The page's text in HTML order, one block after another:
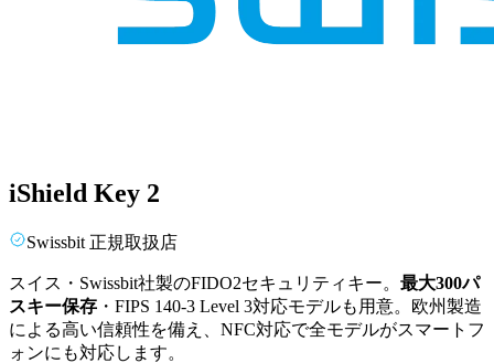
iShield Key 2
Swissbit 正規取扱店
スイス・Swissbit社製のFIDO2セキュリティキー。 最大300パ
スキー保存 ・FIPS 140-3 Level 3対応モデルも用意。欧州製造
による高い信頼性を備え、NFC対応で全モデルがスマートフ
ォンにも対応します。